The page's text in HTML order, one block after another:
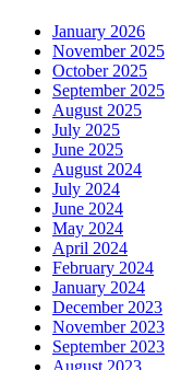
January 2026
November 2025
October 2025
September 2025
August 2025
July 2025
June 2025
August 2024
July 2024
June 2024
May 2024
April 2024
February 2024
January 2024
December 2023
November 2023
September 2023
August 2023